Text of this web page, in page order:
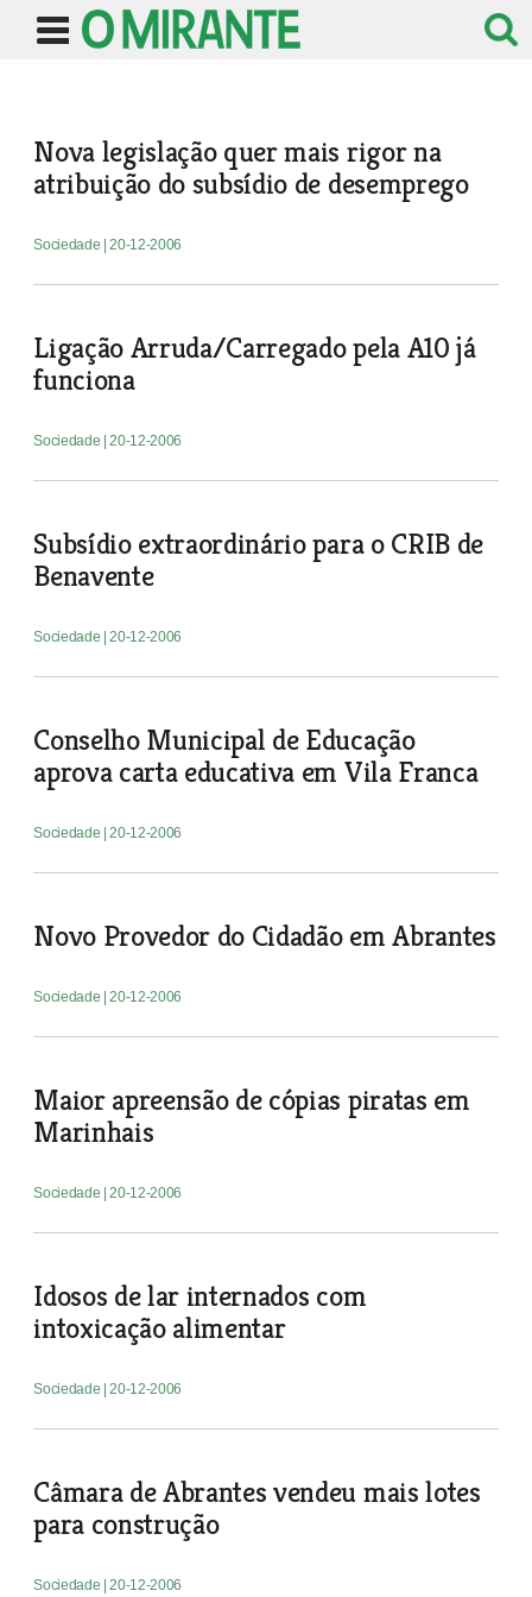
Nova legislação quer mais rigor na
atribuição do subsídio de desemprego
Sociedade | 20-12-2006
Ligação Arruda/Carregado pela A10 já
funciona
Sociedade | 20-12-2006
Subsídio extraordinário para o CRIB de
Benavente
Sociedade | 20-12-2006
Conselho Municipal de Educação
aprova carta educativa em Vila Franca
Sociedade | 20-12-2006
Novo Provedor do Cidadão em Abrantes
Sociedade | 20-12-2006
Maior apreensão de cópias piratas em
Marinhais
Sociedade | 20-12-2006
Idosos de lar internados com
intoxicação alimentar
Sociedade | 20-12-2006
Câmara de Abrantes vendeu mais lotes
para construção
Sociedade | 20-12-2006